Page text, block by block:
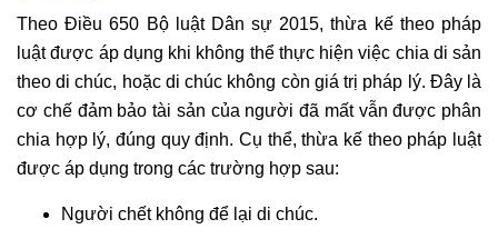
Theo Điều 650 Bộ luật Dân sự 2015, thừa kế theo pháp
luật được áp dụng khi không thể thực hiện việc chia di sản
theo di chúc, hoặc di chúc không còn giá trị pháp lý. Đây là
cơ chế đảm bảo tài sản của người đã mất vẫn được phân
chia hợp lý, đúng quy định. Cụ thể, thừa kế theo pháp luật
được áp dụng trong các trường hợp sau:
Người chết không để lại di chúc.